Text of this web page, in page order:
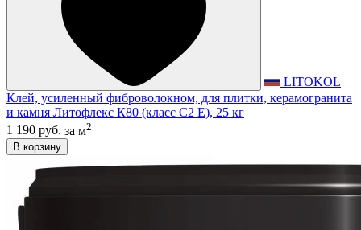
LITOKOL
Клей, усиленный фиброволокном, для плитки, керамогранита
и камня Литофлекс К80 (класс С2 E), 25 кг
1 190 руб. за м2
В корзину